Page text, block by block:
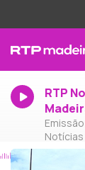
RTP
Notícias